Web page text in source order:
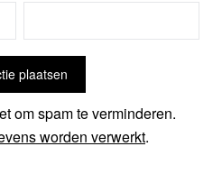
om spam te verminderen.
worden verwerkt.